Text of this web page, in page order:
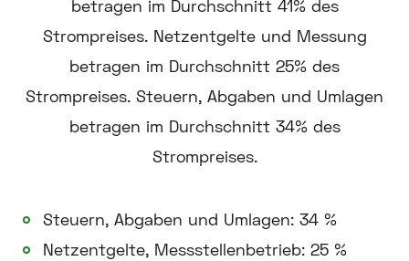
Steuern, Abgaben und Umlagen: 34 %
Netzentgelte, Messstellenbetrieb: 25 %